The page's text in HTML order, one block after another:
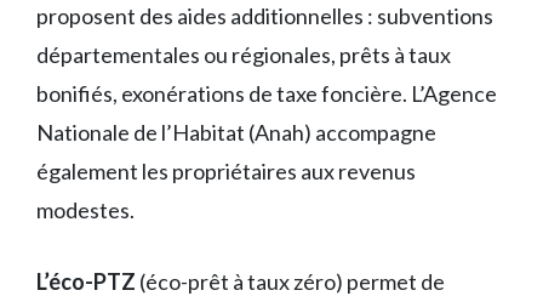
proposent des aides additionnelles : subventions
départementales ou régionales, prêts à taux
bonifiés, exonérations de taxe foncière. L’Agence
Nationale de l’Habitat (Anah) accompagne
également les propriétaires aux revenus
modestes.
L’éco-PTZ (éco-prêt à taux zéro) permet de